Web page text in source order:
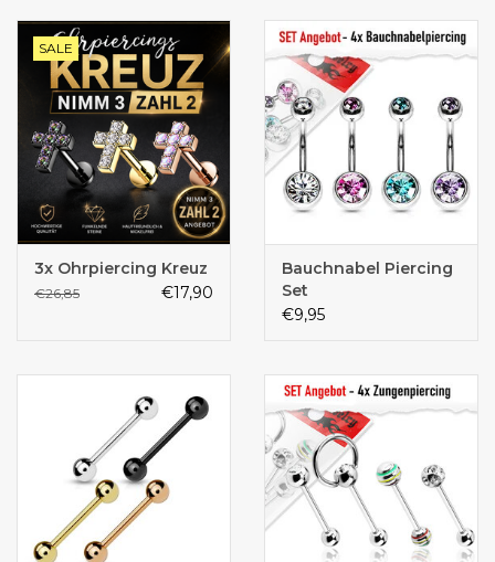
BLOG
SALE
3x Ohrpiercing Kreuz
€26,85 €17,90
Bauchnabel Piercing
Set
€9,95